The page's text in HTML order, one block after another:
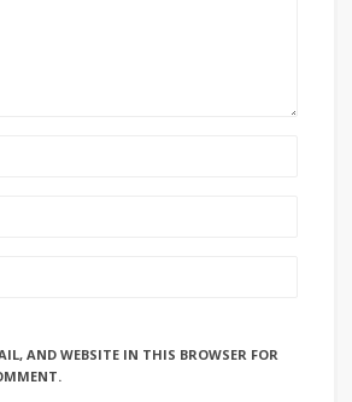
AND WEBSITE IN THIS BROWSER FOR